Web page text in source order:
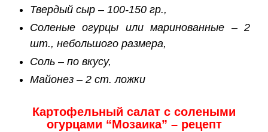
Твердый сыр – 100-150 гр.,
Соленые огурцы или маринованные – 2
шт., небольшого размера,
Соль – по вкусу,
Майонез – 2 ст. ложки
Картофельный салат с солеными
огурцами “Мозаика” – рецепт